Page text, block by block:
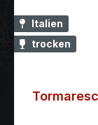
Italien
trocken